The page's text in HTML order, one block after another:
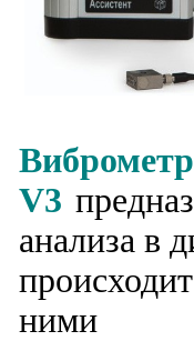
V3
анализа в
ними